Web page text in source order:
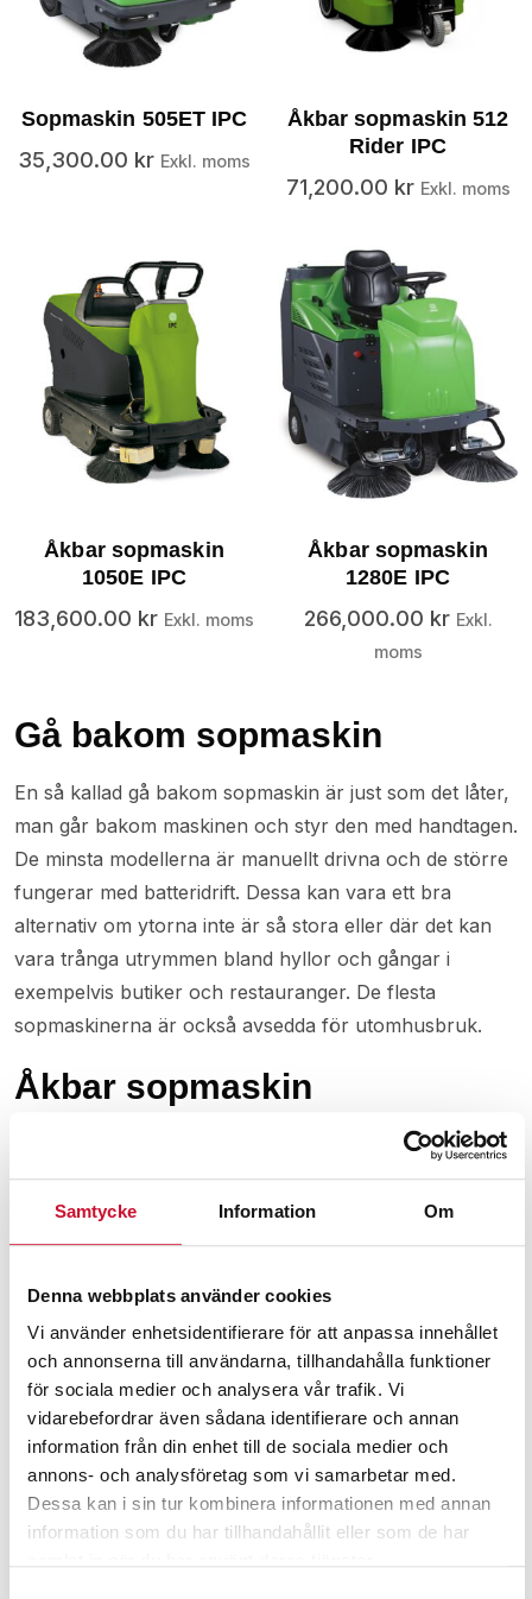
Samtycke Information Om
Denna webbplats använder cookies
Vi använder enhetsidentifierare för att anpassa innehållet
och annonserna till användarna, tillhandahålla funktioner
för sociala medier och analysera vår trafik. Vi
vidarebefordrar även sådana identifierare och annan
information från din enhet till de sociala medier och
annons- och analysföretag som vi samarbetar med.
Dessa kan i sin tur kombinera informationen med annan
information som du har tillhandahållit eller som de har
Sopmaskin 505ET IPC
35,300.00 kr Exkl. moms
Åkbar sopmaskin 512
Rider IPC
71,200.00 kr Exkl. moms
Åkbar sopmaskin
1050E IPC
183,600.00 kr Exkl. moms
Åkbar sopmaskin
1280E IPC
266,000.00 kr Exkl.
moms
Gå bakom sopmaskin
En så kallad gå bakom sopmaskin är just som det låter,
man går bakom maskinen och styr den med handtagen.
De minsta modellerna är manuellt drivna och de större
fungerar med batteridrift. Dessa kan vara ett bra
alternativ om ytorna inte är så stora eller där det kan
vara trånga utrymmen bland hyllor och gångar i
exempelvis butiker och restauranger. De flesta
sopmaskinerna är också avsedda för utomhusbruk.
Åkbar sopmaskin
De åkbara sopmaskinerna är batteridrivna och de flesta
är avsedda för såväl inom- som utomhusbruk. Alla
maskinerna har högeffektiva filter för att samla upp
dammet som uppstår vid sopning och vissa modeller
dammbildning i främst inomhusmiljön. En åkbar
sopmaskin kan se stor och otymplig ut men faktum är
att det finns modeller som är så smidiga att de går att
köra in genom vanliga dörrhål. I vårt sortiment finns
åkbara sopmaskiner som har en kapacitet från 3500 till
7700 kvadratmeter per timma.
Blir det väldigt dammigt när